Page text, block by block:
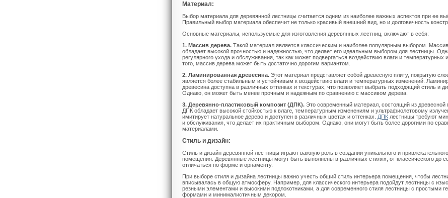
Материал:
Выбор материала для деревянной лестницы считается одним из наиболее важных аспектов при ее
Правильный выбор материала обеспечит не только красивый внешний вид, но и долговечность
Основные материалы, используемые для изготовления деревянных лестниц, включают в себя:
1. Массив дерева. Такой материал является классическим и наиболее популярным выбором.
обладает высокой прочностью и надежностью, что делает его идеальным выбором для лестницы.
регулярного ухода и обслуживания, так как может подвергаться воздействию влаги и температурных
того, массив дерева может быть достаточно дорогим вариантом.
2. Ламинированная древесина. Этот материал представляет собой древесную плиту, покрытую
является более стабильным и устойчивым к воздействию влаги и температурных изменений.
древесина доступна в различных оттенках и текстурах, что позволяет выбрать подходящий стиль и
Однако, он может быть менее прочным и надежным по сравнению с массивом дерева.
3. Деревянно-пластиковый композит (ДПК). Это современный материал, состоящий из древесной
ДПК обладает высокой стойкостью к влаге, температурным изменениям и ультрафиолетовому
имитирует натуральное дерево и доступен в различных цветах и оттенках. ДПК лестницы требуют
и обслуживания, что делает их практичным выбором. Однако, они могут быть более дорогими по
материалами.
Стиль и дизайн:
Стиль и дизайн деревянной лестницы играют важную роль в создании уникального и
помещения. Деревянные лестницы могут быть выполнены в различных стилях, от классического до
отличаться по форме и орнаменту.
При выборе стиля и дизайна лестницы важно учесть общий стиль интерьера помещения, чтобы
вписывалась в общую атмосферу. Например, для классического интерьера подойдут лестницы с
резными элементами и высокими подлокотниками, а для современного стиля лестницы с простыми
формами и минималистичным декором.